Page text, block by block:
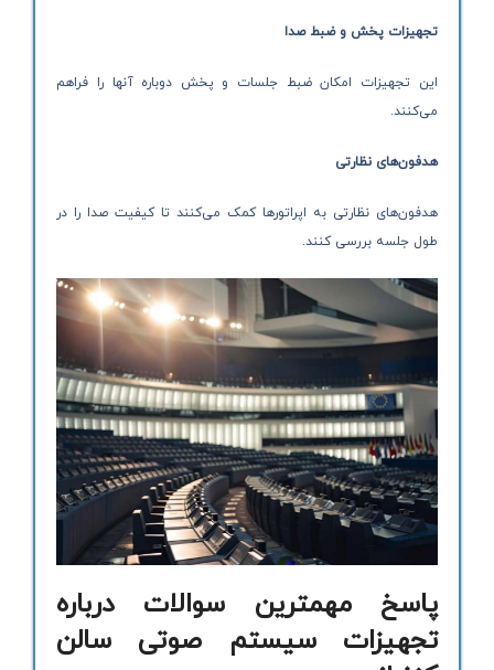
تجهیزات پخش و ضبط صدا
این تجهیزات امکان ضبط جلسات و پخش دوباره آنها را فراهم
می‌کنند.
هدفون‌های نظارتی
هدفون‌های نظارتی به اپراتورها کمک می‌کنند تا کیفیت صدا را در
طول جلسه بررسی کنند.
پاسخ مهمترین سوالات درباره
تجهیزات سیستم صوتی سالن